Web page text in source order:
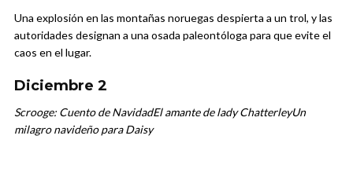
Una explosión en las montañas noruegas despierta a un trol, y las
autoridades designan a una osada paleontóloga para que evite el
caos en el lugar.
Diciembre 2
Scrooge: Cuento de NavidadEl amante de lady ChatterleyUn
milagro navideño para Daisy